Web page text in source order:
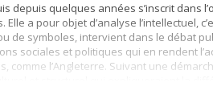
depuis quelques années s’inscrit dans
a pour objet d’analyse l’intellectuel,
de symboles, intervient dans le débat
sociales et politiques qui en rendent
comme l’Angleterre. Suivant une
s’exercer suivant des réseaux plus